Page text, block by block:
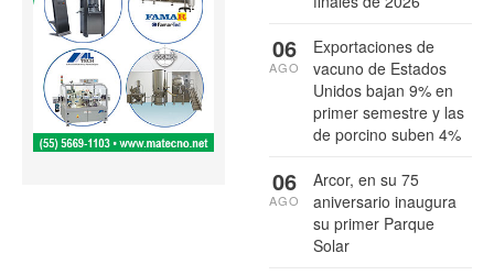
Exportaciones de
vacuno de Estados
Unidos bajan 9% en
primer semestre y las
de porcino suben 4%
06
AGO
Arcor, en su 75
aniversario inaugura
su primer Parque
Solar
06
AGO